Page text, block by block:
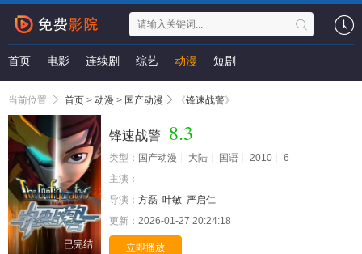
首页 电影 连续剧 综艺 动漫 短剧
当前位置 首页 > 动漫 > 国产动漫 《锋速战警》
已完结
锋速战警 8.3
类型： 国产动漫 大陆 国语 2010
6
主演：
导演： 方磊 叶敏 严启仁
更新： 2026-01-27 20:24:18
立即播放